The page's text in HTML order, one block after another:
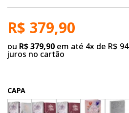
R$ 379,90
ou R$ 379,90 em até 4x de R$
juros no cartão
CAPA